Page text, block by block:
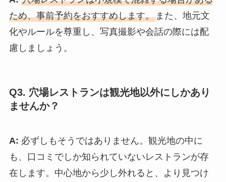
ため、事前予約をおすすめします。また、地元文
化やルールを尊重し、写真撮影や会話の際には配
慮しましょう。
Q3. 穴場レストランは観光地以外にしかあり
ませんか？
A: 必ずしもそうではありません。観光地の中に
も、口コミでしか知られていないレストランが存
在します。中心地から少し外れると、より見つけ